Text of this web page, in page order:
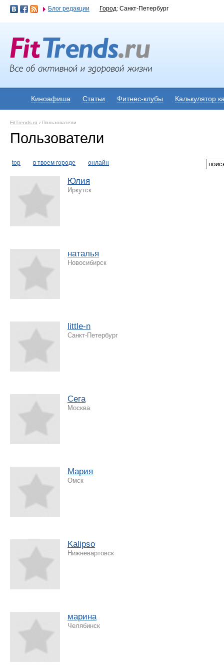
Блог редакции Город: Санкт-Петербург
Киноафиша Статьи Фитнес-клубы Калькулятор
FitTrends.ru › Пользователи
Пользователи
top в твоем городе онлайн
Юлия
Иркутск
наталья
Новосибирск
little-n
Санкт-Петербург
Сега
Москва
Мария
Омск
Kalipso
Нижневартовск
марина
Челябинск